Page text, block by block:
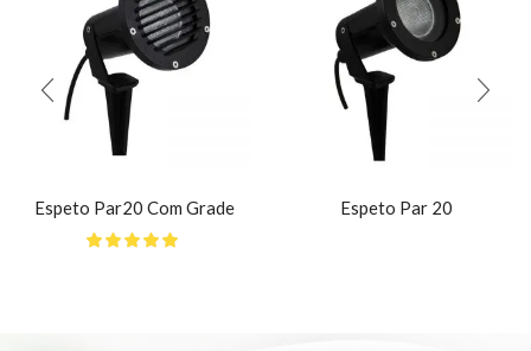
Espeto Par20 Com Grade Espeto Par 20